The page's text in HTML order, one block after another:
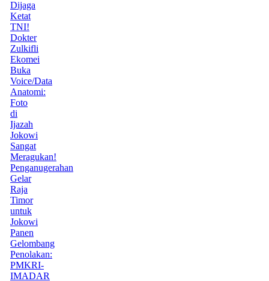
Dijaga
Ketat
TNI!
Dokter
Zulkifli
Ekomei
Buka
Voice/Data
Anatomi:
Foto
di
Ijazah
Jokowi
Sangat
Meragukan!
Penganugerahan
Gelar
Raja
Timor
untuk
Jokowi
Panen
Gelombang
Penolakan:
PMKRI-
IMADAR